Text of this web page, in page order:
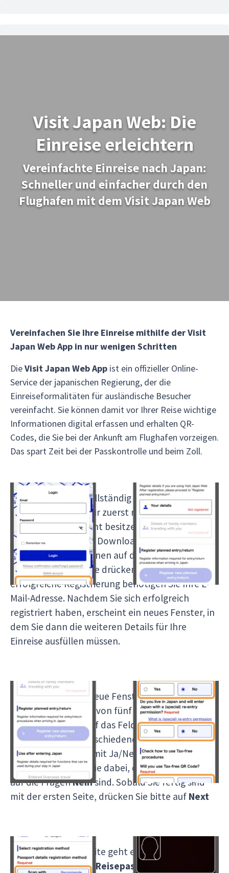
Visit Japan Web: Die
Einreise erleichtern
Vereinfachte Einreise nach Japan:
Schneller und einfacher durch den
Flughafen mit dem Visit Japan Web
Vereinfachen Sie Ihre Einreise mithilfe der Visit
Japan Web App in nur wenigen Schritten
DieVisit Japan Web App ist ein offizieller Online-
Service der japanischen Regierung, der die
Einreiseformalitäten für ausländische Besucher
vereinfacht. Sie können damit vor Ihrer Reise wichtige
Informationen digital erfassen und erhalten QR-
Codes, die Sie bei der Ankunft am Flughafen vorzeigen.
Das spart Zeit bei der Passkontrolle und beim Zoll.​
Bevor Sie die App vollständig nutzen können,
müssen Sie sich dafür zuerst registrieren, sofern
Sie noch kein Account besitzen. Dies machen Sie,
indem Sie nach dem Download der App und
anschließendem Öffnen auf die "Sign up for a
new Account" Fläche drücken. Für eine
erfolgreiche Registrierung benötigen Sie Ihre E-
Mail-Adresse. Nachdem Sie sich erfolgreich
registriert haben, erscheint ein neues Fenster, in
dem Sie dann die weiteren Details für Ihre
Einreise ausfüllen müssen.
Nachdem sich das neue Fenster geöffnet hat,
wird Ihnen die erste von fünf Seiten angezeigt.
Drücken Sie bitte auf das FeldYour Details
worauf Sie dann verschiedene Fragen angezeigt
bekommen, die Sie mit Ja/Nein beantworten
müssen. Beachten Sie dabei, dass die Anworten
auf die FragenNeinsind. Sobald Sie fertig sind
mit der ersten Seite, drücken Sie bitte auf Next
Auf der nächsten Seite geht es dann um die
Registrierung Ihrer Reisepassinformationen